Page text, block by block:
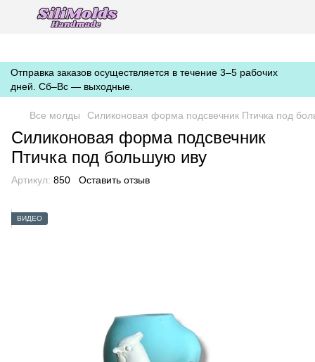
https://silimolds.com.ua//.well-known/apple-developer-merchantid-
domain-association
Отправка заказов осуществляется в течение 3–5 рабочих
дней. Сб–Вс — выходные.
Все молды Силиконовая форма подсвечник Птичка под
Силиконовая форма подсвечник
Птичка под большую иву
Артикул: 850 Оставить отзыв
ВИДЕО